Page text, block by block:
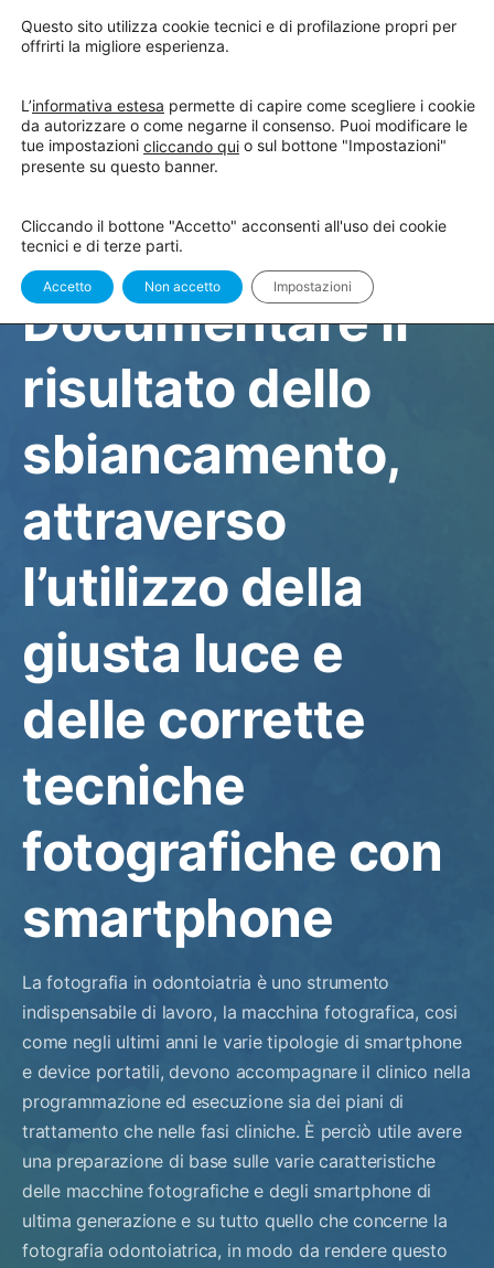
WEBINAR
True Light into
White Smile.
Documentare il
risultato dello
sbiancamento,
attraverso
l’utilizzo della
giusta luce e
delle corrette
tecniche
fotografiche con
smartphone
La fotografia in odontoiatria è uno strumento
indispensabile di lavoro, la macchina fotografica, cosi
come negli ultimi anni le varie tipologie di smartphone
e device portatili, devono accompagnare il clinico nella
programmazione ed esecuzione sia dei piani di
trattamento che nelle fasi cliniche. È perciò utile avere
una preparazione di base sulle varie caratteristiche
delle macchine fotografiche e degli smartphone di
ultima generazione e su tutto quello che concerne la
fotografia odontoiatrica, in modo da rendere questo
Questo sito utilizza cookie tecnici e di profilazione propri per
offrirti la migliore esperienza.
L’informativa estesa permette di capire come scegliere i cookie
da autorizzare o come negarne il consenso. Puoi modificare le
tue impostazioni cliccando qui o sul bottone "Impostazioni"
presente su questo banner.
Cliccando il bottone "Accetto" acconsenti all'uso dei cookie
tecnici e di terze parti.
Accetto Non accetto Impostazioni